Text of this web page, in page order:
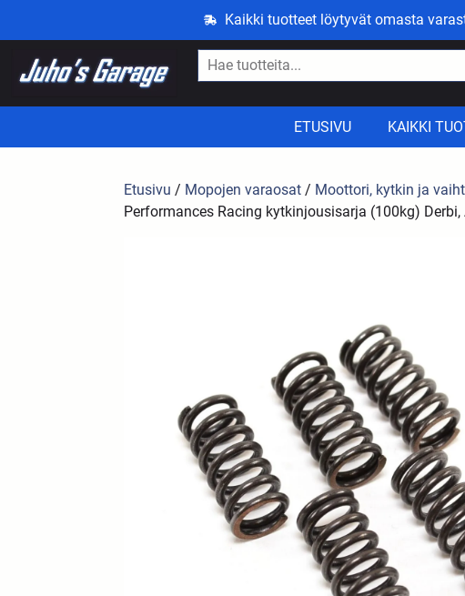
Kaikki tuotteet löytyvät omasta
ETUSIVU KAIKKI
Etusivu / Mopojen varaosat / Moottori, kytkin ja
Performances Racing kytkinjousisarja (100kg) Derbi,